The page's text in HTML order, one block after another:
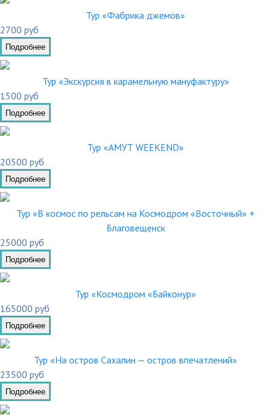
Тур «Фабрика джемов»
2700 руб
Подробнее
Тур «Экскурсия в карамельную мануфактуру»
1500 руб
Подробнее
Тур «АМУТ WEEKEND»
20500 руб
Подробнее
Тур «В космос по рельсам на Космодром «Восточный» +
Благовещенск
25000 руб
Подробнее
Тур «Космодром «Байконур»
165000 руб
Подробнее
Тур «На остров Сахалин — остров впечатлений»
23500 руб
Подробнее